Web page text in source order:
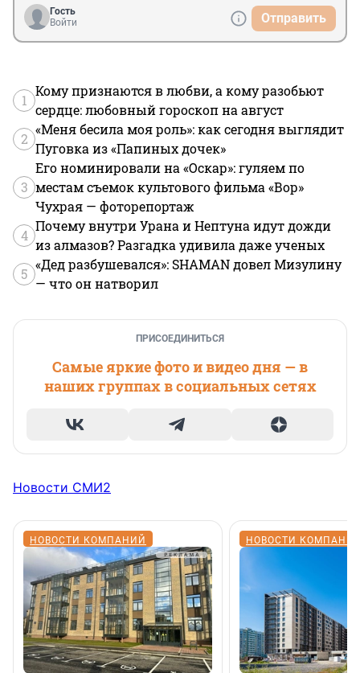
Гость
Войти
Отправить
1
Кому признаются в любви, а кому разобьют
сердце: любовный гороскоп на август
2
«Меня бесила моя роль»: как сегодня выглядит
Пуговка из «Папиных дочек»
3
Его номинировали на «Оскар»: гуляем по
местам съемок культового фильма «Вор»
Чухрая — фоторепортаж
4
Почему внутри Урана и Нептуна идут дожди
из алмазов? Разгадка удивила даже ученых
5
«Дед разбушевался»: SHAMAN довел Мизулину
— что он натворил
ПРИСОЕДИНИТЬСЯ
Самые яркие фото и видео дня — в
наших группах в социальных сетях
Новости СМИ2
НОВОСТИ КОМПАНИЙ НОВОСТИ